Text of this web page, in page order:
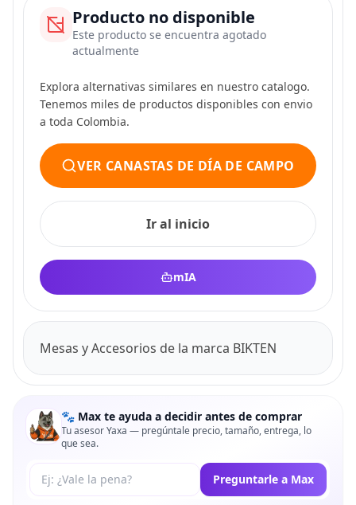
Producto no disponible
Este producto se encuentra agotado
actualmente
Explora alternativas similares en nuestro catalogo.
Tenemos miles de productos disponibles con envio
a toda Colombia.
VER CANASTAS DE DÍA DE CAMPO
Ir al inicio
mIA
Mesas y Accesorios de la marca BIKTEN
🐾 Max te ayuda a decidir antes de comprar
Tu asesor Yaxa — pregúntale precio, tamaño, entrega, lo
que sea.
Tu pregunta a Max Preguntarle a Max